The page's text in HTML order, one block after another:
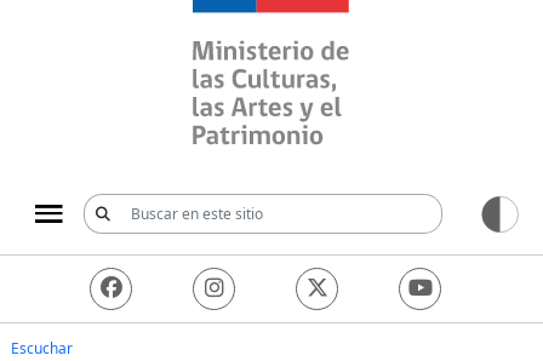
Ministerio de las
Escuchar